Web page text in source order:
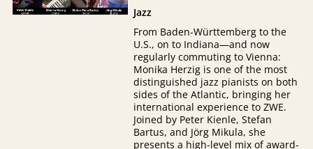
Jazz
From Baden-Württemberg to the
U.S., on to Indiana—and now
regularly commuting to Vienna:
Monika Herzig is one of the most
distinguished jazz pianists on both
sides of the Atlantic, bringing her
international experience to ZWE.
Joined by Peter Kienle, Stefan
Bartus, and Jörg Mikula, she
presents a high-level mix of award-